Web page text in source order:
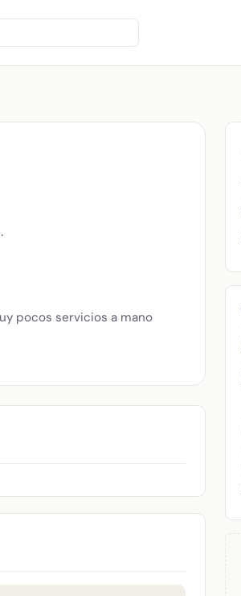
pocos servicios a mano